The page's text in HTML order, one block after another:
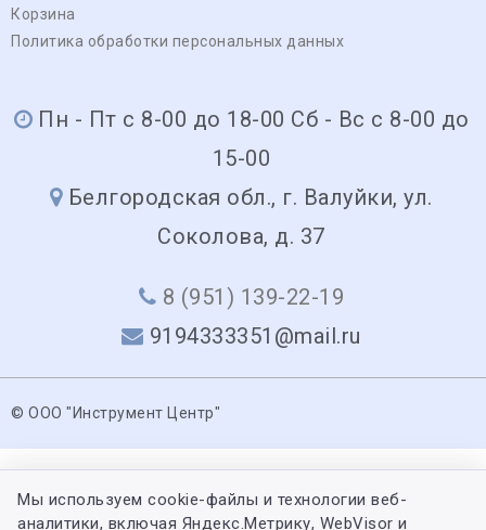
Корзина
Политика обработки персональных данных
Пн - Пт с 8-00 до 18-00 Сб - Вс с 8-00 до
15-00
Белгородская обл., г. Валуйки, ул.
Соколова, д. 37
8 (951) 139-22-19
9194333351@mail.ru
© ООО "Инструмент Центр"
Мы используем cookie-файлы и технологии веб-
аналитики, включая Яндекс.Метрику, WebVisor и